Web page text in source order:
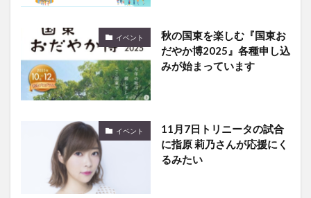
イベント
秋の国東を楽しむ『国東お
だやか博2025』各種申し込
みが始まっています
イベント
11月7日トリニータの試合
に指原 莉乃さんが応援にく
るみたい